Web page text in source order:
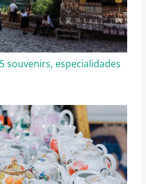
souvenirs, especialidades